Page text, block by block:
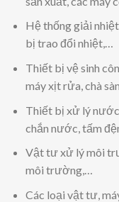
Hệ thống giải
bị trao đổi nhiệt,…
Thiết bị vệ sinh
máy xịt rửa, chà
Thiết bị xử lý
chắn nước, tấm
Vật tư xử lý môi
môi trường,…
Các loại vật tư,